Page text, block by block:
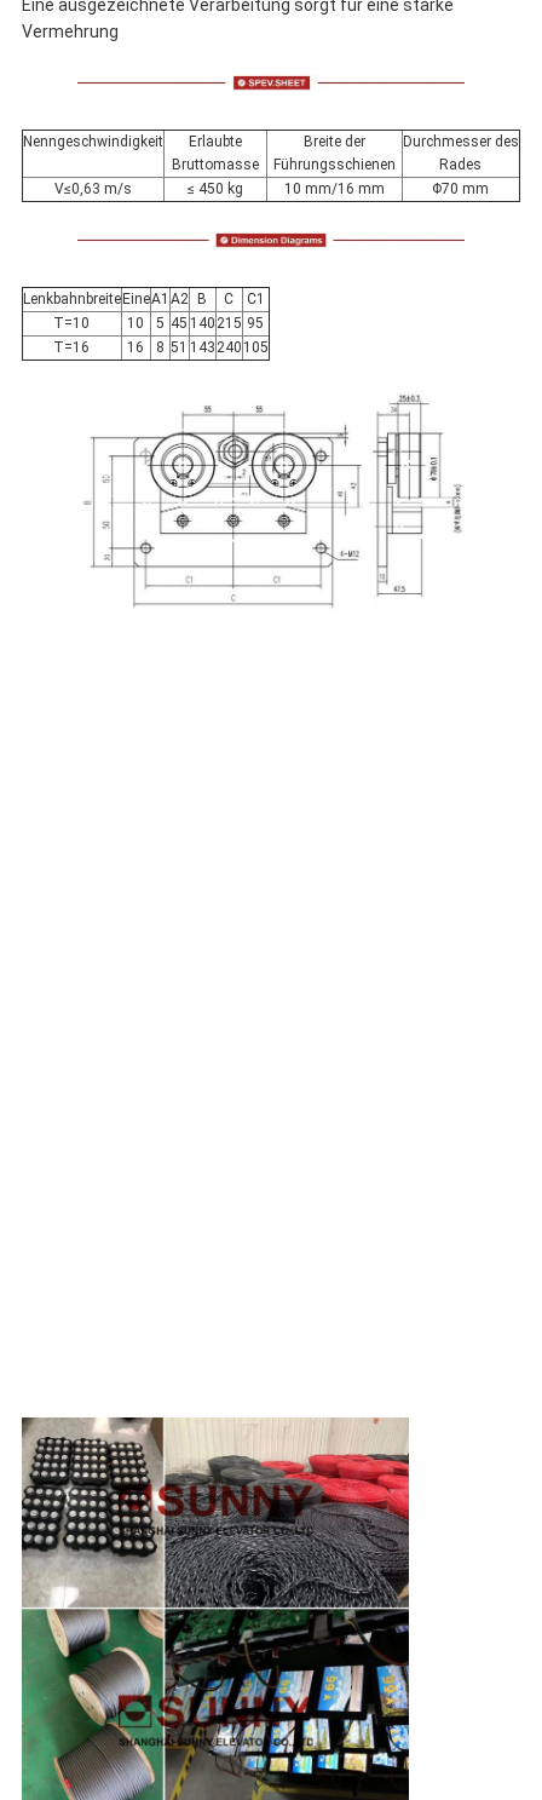
Eine ausgezeichnete Verarbeitung sorgt für eine starke
Vermehrung
Nenngeschwindigkeit
Erlaubte
Bruttomasse
Breite der
Führungsschienen
Durchmesser des
Rades
V≤0,63 m/s
≤ 450 kg 10 mm/16 mm Φ70 mm
Lenkbahnbreite EineA1 A2 B C
C1
T=10
10 5 45 140215 95
T=16
16 8 51 143240 105